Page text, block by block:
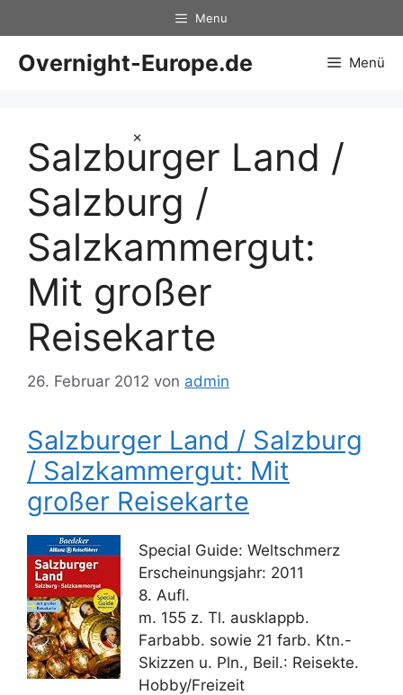
×
Inhalt
springen
Menu
Overnight-Europe.de Menü
Salzburger Land /
Salzburg /
Salzkammergut:
Mit großer
Reisekarte
26. Februar 2012 von admin
Salzburger Land / Salzburg
/ Salzkammergut: Mit
großer Reisekarte
Special Guide: Weltschmerz
Erscheinungsjahr: 2011
8. Aufl.
m. 155 z. Tl. ausklappb.
Farbabb. sowie 21 farb. Ktn.-
Skizzen u. Pln., Beil.: Reisekte.
Hobby/Freizeit